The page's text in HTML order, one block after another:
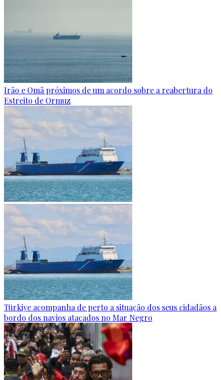
Irão e Omã próximos de um acordo sobre a reabertura do
Estreito de Ormuz
Türkiye acompanha de perto a situação dos seus cidadãos a
bordo dos navios atacados no Mar Negro